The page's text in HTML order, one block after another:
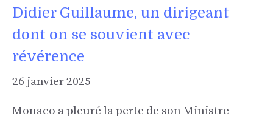
Didier Guillaume, un dirigeant
dont on se souvient avec
révérence
26 janvier 2025
Monaco a pleuré la perte de son Ministre